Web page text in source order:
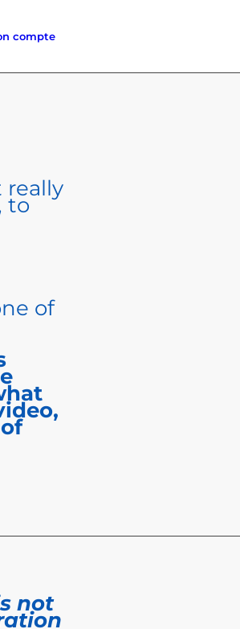
compte
really
to
of
not